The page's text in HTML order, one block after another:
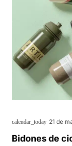
calendar_today 21 de
Bidones de